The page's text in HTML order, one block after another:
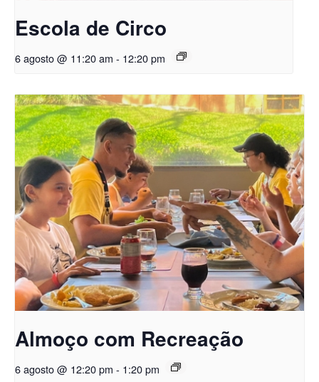
Escola de Circo
6 agosto @ 11:20 am - 12:20 pm
Almoço com Recreação
6 agosto @ 12:20 pm - 1:20 pm